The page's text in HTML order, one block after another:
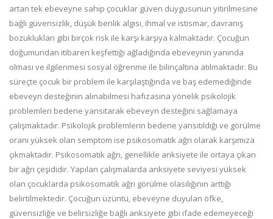
artan tek ebeveyne sahip çocuklar güven duygusunun yitirilmesine
bağlı güvensizlik, düşük benlik algısı, ihmal ve istismar, davranış
bozuklukları gibi birçok risk ile karşı karşıya kalmaktadır. Çocuğun
doğumundan itibaren keşfettiği ağladığında ebeveynin yanında
olması ve ilgilenmesi sosyal öğrenme ile bilinçaltına atılmaktadır. Bu
süreçte çocuk bir problem ile karşılaştığında ve baş edemediğinde
ebeveyn desteğinin alınabilmesi hafızasına yönelik psikolojik
problemleri bedene yansıtarak ebeveyn desteğini sağlamaya
çalışmaktadır. Psikolojik problemlerin bedene yansıtıldığı ve görülme
oranı yüksek olan semptom ise psikosomatik ağrı olarak karşımıza
çıkmaktadır. Psikosomatik ağrı, genellikle anksiyete ile ortaya çıkan
bir ağrı çeşididir. Yapılan çalışmalarda anksiyete seviyesi yüksek
olan çocuklarda psikosomatik ağrı görülme olasılığının arttığı
belirtilmektedir. Çocuğun üzüntü, ebeveyne duyulan öfke,
güvensizliğe ve belirsizliğe bağlı anksiyete gibi ifade edemeyeceği